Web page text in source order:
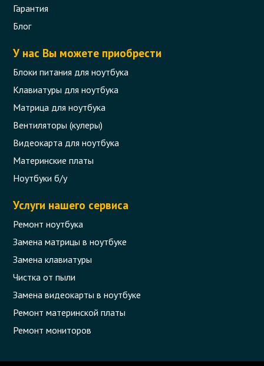
Гарантия
Блог
У нас Вы можете приобрести
Блоки питания для ноутбука
Клавиатуры для ноутбука
Матрица для ноутбука
Вентиляторы (кулеры)
Видеокарта для ноутбука
Материнские платы
Ноутбуки б/у
Услуги нашего сервиса
Ремонт ноутбука
Замена матрицы в ноутбуке
Замена клавиатуры
Чистка от пыли
Замена видеокарты в ноутбуке
Ремонт материнской платы
Ремонт мониторов